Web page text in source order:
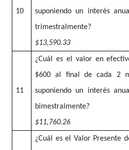
10
suponiendo un interés
trimestralmente?
$13,590.33
11
¿Cuál es el valor en
$600 al final de cada 2
suponiendo un interés
bimestralmente?
$11,760.26
¿Cuál es el Valor Presente